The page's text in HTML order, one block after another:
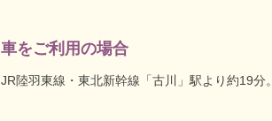
車をご利用の場合
JR陸羽東線・東北新幹線「古川」駅より約19分。